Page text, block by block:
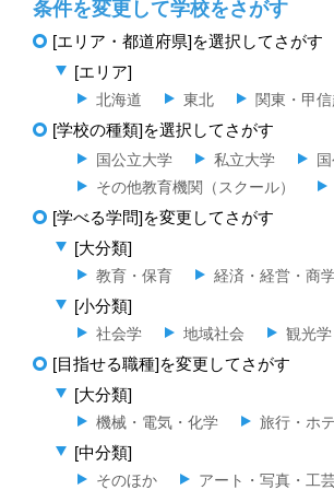
条件を変更して学校をさがす
[エリア・都道府県]を選択してさがす
[エリア]
北海道 東北 関東・甲
[学校の種類]を選択してさがす
国公立大学 私立大学
その他教育機関（スクール）
[学べる学問]を変更してさがす
[大分類]
教育・保育 経済・経営・商
[小分類]
社会学 地域社会 観光学
[目指せる職種]を変更してさがす
[大分類]
機械・電気・化学 旅行・ホ
[中分類]
そのほか アート・写真・工